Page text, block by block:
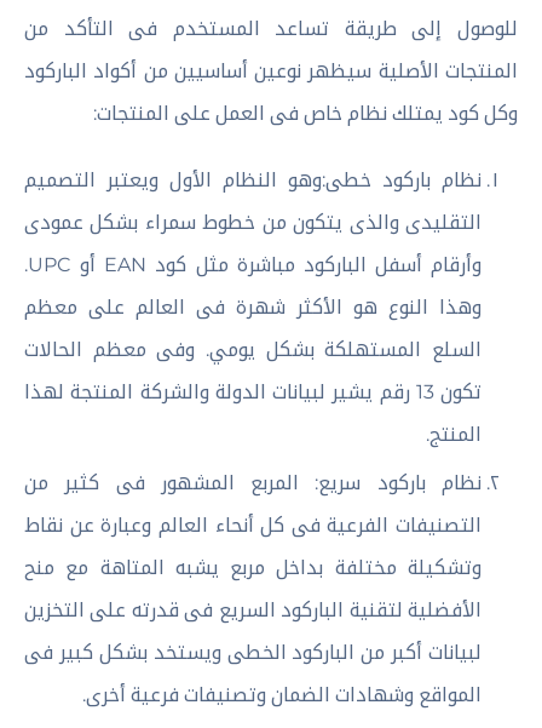
للوصول إلى طريقة تساعد المستخدم فى التأكد من
المنتجات الأصلية سيظهر نوعين أساسيين من أكواد الباركود
وكل كود يمتلك نظام خاص فى العمل على المنتجات:
نظام باركود خطى:وهو النظام الأول ويعتبر التصميم
التقليدى والذى يتكون من خطوط سمراء بشكل عمودى
وأرقام أسفل الباركود مباشرة مثل كود EAN أو UPC.
وهذا النوع هو الأكثر شهرة فى العالم على معظم
السلع المستهلكة بشكل يومي. وفى معظم الحالات
تكون 13 رقم يشير لبيانات الدولة والشركة المنتجة لهذا
المنتج.
نظام باركود سريع: المربع المشهور فى كثير من
التصنيفات الفرعية فى كل أنحاء العالم وعبارة عن نقاط
وتشكيلة مختلفة بداخل مربع يشبه المتاهة مع منح
الأفضلية لتقنية الباركود السريع فى قدرته على التخزين
لبيانات أكبر من الباركود الخطى ويستخد بشكل كبير فى
المواقع وشهادات الضمان وتصنيفات فرعية أخرى.